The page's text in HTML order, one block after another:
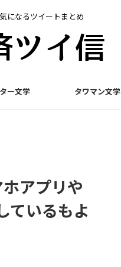
になるツイートまとめ
ー文学 タワマン文学
アプリや
ているもよ